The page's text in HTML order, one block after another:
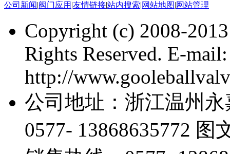
公司新闻|阀门应用 |友情链接|站内搜索|网站地图|网站管理
Copyright (c) 2008-
Rights Reserved. E-
http://
公司地址：浙江温州
0577- 13868635772 图